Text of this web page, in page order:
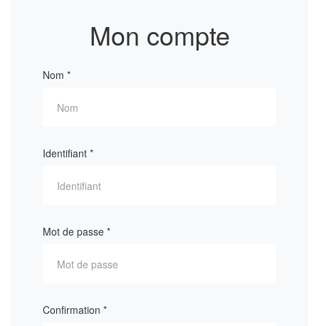
Mon compte
Nom *
Identifiant *
Mot de passe *
Confirmation *